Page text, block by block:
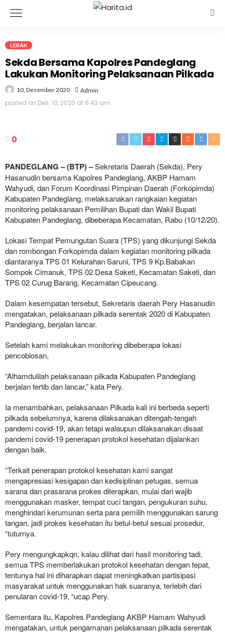
LEBAK
Sekda Bersama Kapolres Pandeglang
Lakukan Monitoring Pelaksanaan Pilkada
10, Desember 2020 Admin
posted on Des. 10, 2020 at 6:43 am
0
PANDEGLANG – (BTP) –Sekretaris Daerah (Sekda), Pery
Hasanudin bersama Kapolres Pandeglang, AKBP Hamam
Wahyudi, dan Forum Koordinasi Pimpinan Daerah (Forkopimda)
Kabupaten Pandeglang, melaksanakan rangkaian kegiatan
monitoring pelaksanaan Pemilihan Bupati dan Wakil Bupati
Kabupaten Pandeglang, dibeberapa Kecamatan, Rabu (10/12/20).
Lokasi Tempat Pemungutan Suara (TPS) yang dikunjungi Sekda
dan rombongan Forkopimda dalam kegiatan monitoring pilkada
diantaranya TPS 01 Kelurahan Saruni, TPS 9 Kp.Babakan
Sompok Cimanuk, TPS 02 Desa Saketi, Kecamatan Saketi, dan
TPS 02 Curug Barang, Kecamatan Cipeucang.
Dalam kesempatan tersebut, Sekretaris daerah Pery Hasanudin
mengatakan, pelaksanaan pilkada serentak 2020 di Kabupaten
Pandeglang, berjalan lancar.
Setelah kami melakukan monitoring dibeberapa lokasi
pencoblosan,
“Alhamdulilah pelaksanaan pilkada Kabupaten Pandeglang
berjalan tertib dan lancar,” kata Pery.
Ia menambahkan, pelaksanaan Pilkada kali ini berbeda seperti
pilkada sebelumnya, karena dilaksanakan ditengah-tengah
pandemi covid-19, akan tetapi walaupun dilaksanakan disaat
pandemi covid-19 penerapan protokol kesehatan dijalankan
dengan baik.
“Terkait penerapan protokol kesehatan kami sangat
mengapresiasi kesigapan dan kedisiplinan petugas, semua
sarana dan prasarana prokes diterapkan, mulai dari wajib
menggunakan masker, tempat cuci tangan, pengukuran suhu,
menghindari kerumunan serta para pemilih menggunakan sarung
tangan, jadi prokes kesehatan itu betul-betul sesuai prosedur,
“tuturnya.
Pery mengungkapkqn, kalau dilihat dari hasil monitoring tadi,
semua TPS memberlakukan protokol kesehatan dengan tepat,
tentunya hal ini diharapkan dapat meningkatkan partisipasi
masyarakat untuk menggunakan hak suaranya, terlebih dari
penularan covid-19, “ucap Pery.
Sementara itu, Kapolres Pandeglang AKBP Hamam Wahyudi
mengatakan, untuk pengamanan pelaksanaan pilkada serentak